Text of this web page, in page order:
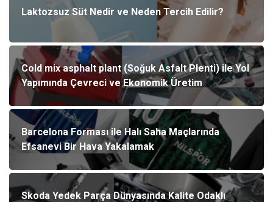
Laktozsuz Süt Nedir ve Neden Tercih Edilir?
Cold mix asphalt plant (Soğuk Asfalt Plenti) ile Yol
Yapımında Çevreci ve Ekonomik Üretim
Barcelona Forması ile Halı Saha Maçlarında
Efsanevi Bir Hava Yakalamak
Skoda Yedek Parça Dünyasında Kalite Odaklı